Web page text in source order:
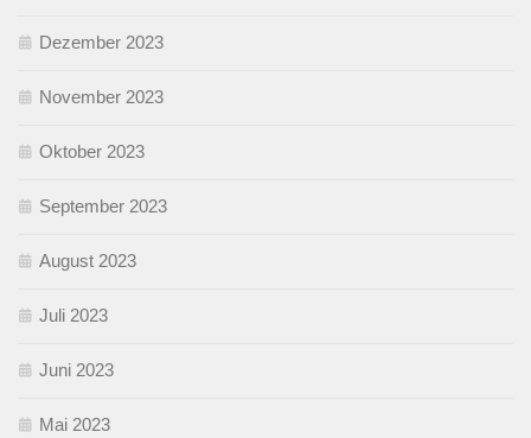
Dezember 2023
November 2023
Oktober 2023
September 2023
August 2023
Juli 2023
Juni 2023
Mai 2023